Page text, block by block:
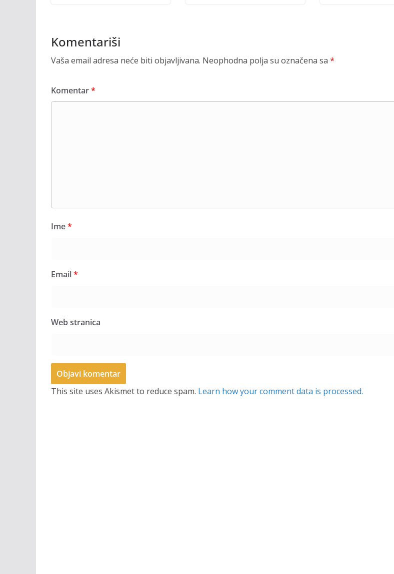
Komentariši
Vaša email adresa neće biti objavljivana. Neophodna polja su označena sa *
Komentar*
Ime*
Email*
Web stranica
This site uses Akismet to reduce spam. Learn how your comment data is processed.